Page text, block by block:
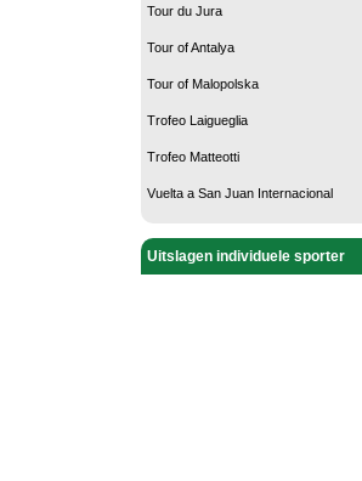
Tour du Jura
Tour of Antalya
Tour of Malopolska
Trofeo Laigueglia
Trofeo Matteotti
Vuelta a San Juan Internacional
Uitslagen individuele sporter